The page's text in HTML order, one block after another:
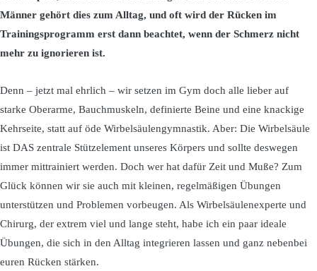
Männer gehört dies zum Alltag, und oft wird der Rücken im
Trainingsprogramm erst dann beachtet, wenn der Schmerz nicht
mehr zu ignorieren ist.
Denn – jetzt mal ehrlich – wir setzen im Gym doch alle lieber auf
starke Oberarme, Bauchmuskeln, definierte Beine und eine knackige
Kehrseite, statt auf öde Wirbelsäulengymnastik. Aber: Die Wirbelsäule
ist DAS zentrale Stützelement unseres Körpers und sollte deswegen
immer mittrainiert werden. Doch wer hat dafür Zeit und Muße? Zum
Glück können wir sie auch mit kleinen, regelmäßigen Übungen
unterstützen und Problemen vorbeugen. Als Wirbelsäulenexperte und
Chirurg, der extrem viel und lange steht, habe ich ein paar ideale
Übungen, die sich in den Alltag integrieren lassen und ganz nebenbei
euren Rücken stärken.